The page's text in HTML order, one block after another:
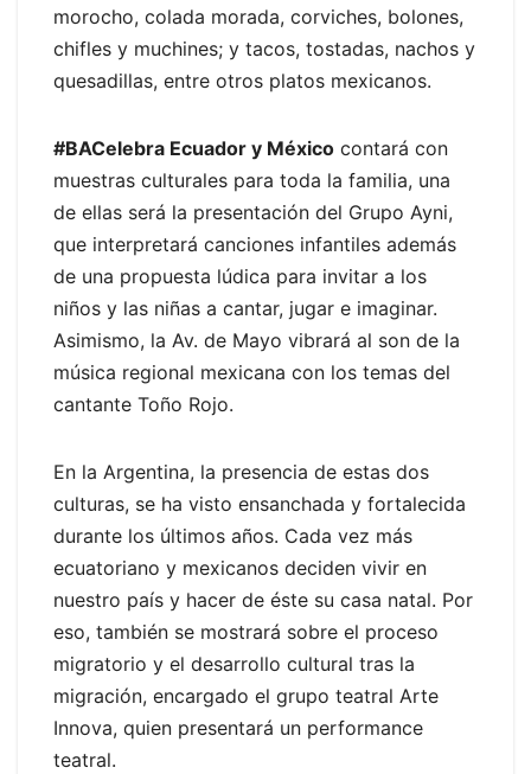
morocho, colada morada, corviches, bolones,
chifles y muchines; y tacos, tostadas, nachos y
quesadillas, entre otros platos mexicanos.
#BACelebra Ecuador y México contará con
muestras culturales para toda la familia, una
de ellas será la presentación del Grupo Ayni,
que interpretará canciones infantiles además
de una propuesta lúdica para invitar a los
niños y las niñas a cantar, jugar e imaginar.
Asimismo, la Av. de Mayo vibrará al son de la
música regional mexicana con los temas del
cantante Toño Rojo.
En la Argentina, la presencia de estas dos
culturas, se ha visto ensanchada y fortalecida
durante los últimos años. Cada vez más
ecuatoriano y mexicanos deciden vivir en
nuestro país y hacer de éste su casa natal. Por
eso, también se mostrará sobre el proceso
migratorio y el desarrollo cultural tras la
migración, encargado el grupo teatral Arte
Innova, quien presentará un performance
teatral.